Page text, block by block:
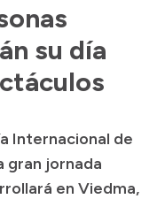
su día
Internacional de
gran jornada
en Viedma,